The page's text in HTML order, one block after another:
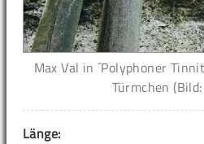
Max Val in ´Polyphoner
Türmchen
Länge: